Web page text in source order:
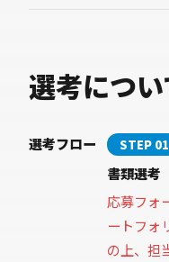
選考につい
選考フロー STEP 01
書類選考
応募フォ
ートフォ
の上、担